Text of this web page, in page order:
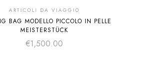
ARTICOLI DA VIAGGIO
BAG MODELLO PICCOLO IN PELLE
MEISTERSTÜCK
€1,500.00